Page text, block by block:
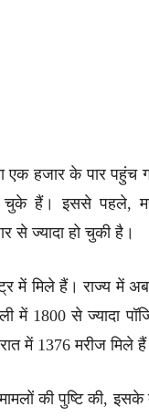
एक हजार के पार पहुंच
हैं। इससे पहले,
से ज्यादा हो चुकी है।
में मिले हैं। राज्य में
में 1800 से ज्यादा
में 1376 मरीज मिले
की पुष्टि की, इसके